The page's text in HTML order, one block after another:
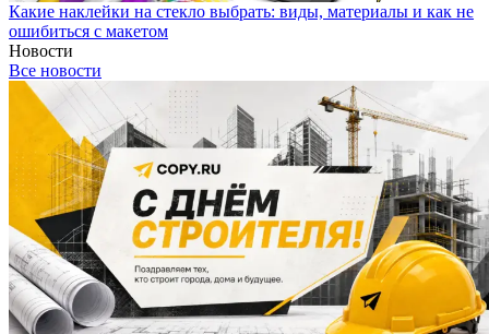
Какие наклейки на стекло выбрать: виды, материалы и как не
ошибиться с макетом
Новости
Все новости